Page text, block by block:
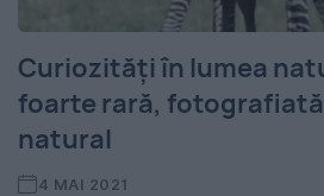
Curiozități în lumea
foarte rară,
natural
4 MAI 2021